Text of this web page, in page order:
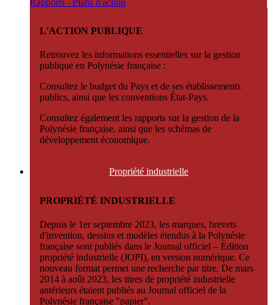
L'ACTION PUBLIQUE
Retrouvez les informations essentielles sur la gestion
publique en Polynésie française :
Consultez le budget du Pays et de ses établissements
publics, ainsi que les conventions État-Pays.
Consultez également les rapports sur la gestion de la
Polynésie française, ainsi que les schémas de
développement économique.
Propriété industrielle
PROPRIÉTÉ INDUSTRIELLE
Depuis le 1er septembre 2023, les marques, brevets
d'invention, dessins et modèles étendus à la Polynésie
française sont publiés dans le Journal officiel – Édition
propriété industrielle (JOPI), en version numérique. Ce
nouveau format permet une recherche par titre. De mars
2014 à août 2023, les titres de propriété industrielle
antérieurs étaient publiés au Journal officiel de la
Polynésie française "papier".